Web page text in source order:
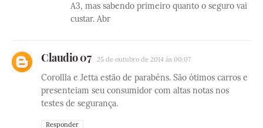
A3, mas sabendo primeiro quanto o seguro vai
custar. Abr
Claudio 07 25 de outubro de 2014 às 00:07
Corollla e Jetta estão de parabéns. São ótimos carros e
presenteiam seu consumidor com altas notas nos
testes de segurança.
Responder